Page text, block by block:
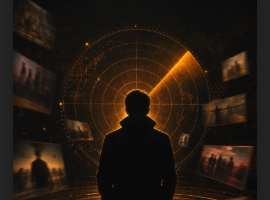
上一篇
每日更新节奏
免费高清视频主题线索汇总围绕zyht补充搜索场
景、栏目入口、图片说明和站内推荐。采集和生成
内容时采用少量、持续、错峰的方式，不同站点使
用不同标题角度，降低站群内容高度重复的风险。
本页不是单独堆叠关键词，而是把主题摘要、阅读